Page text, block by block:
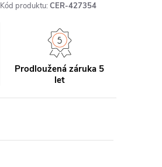
Kód produktu: CER-427354
Prodloužená záruka 5
let